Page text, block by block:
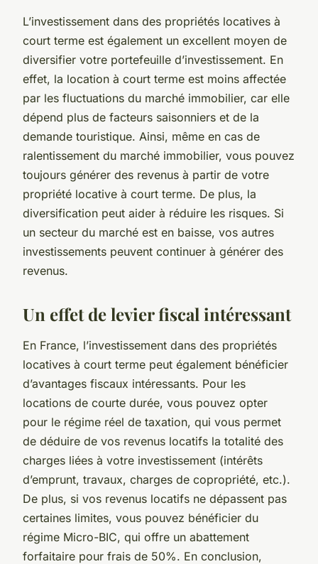
L’investissement dans des propriétés locatives à
court terme est également un excellent moyen de
diversifier votre portefeuille d’investissement. En
effet, la location à court terme est moins affectée
par les fluctuations du marché immobilier, car elle
dépend plus de facteurs saisonniers et de la
demande touristique. Ainsi, même en cas de
ralentissement du marché immobilier, vous pouvez
toujours générer des revenus à partir de votre
propriété locative à court terme. De plus, la
diversification peut aider à réduire les risques. Si
un secteur du marché est en baisse, vos autres
investissements peuvent continuer à générer des
revenus.
Un effet de levier fiscal intéressant
En France, l’investissement dans des propriétés
locatives à court terme peut également bénéficier
d’avantages fiscaux intéressants. Pour les
locations de courte durée, vous pouvez opter
pour le régime réel de taxation, qui vous permet
de déduire de vos revenus locatifs la totalité des
charges liées à votre investissement (intérêts
d’emprunt, travaux, charges de copropriété, etc.).
De plus, si vos revenus locatifs ne dépassent pas
certaines limites, vous pouvez bénéficier du
régime Micro-BIC, qui offre un abattement
forfaitaire pour frais de 50%. En conclusion,